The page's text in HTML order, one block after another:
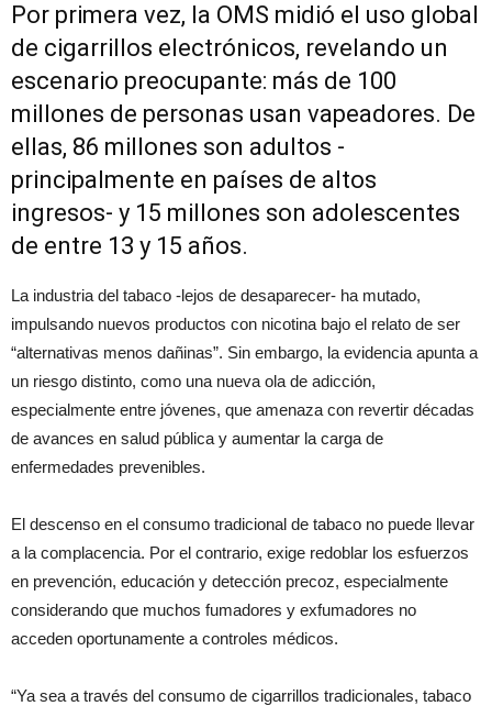
Por primera vez, la OMS midió el uso global
de cigarrillos electrónicos, revelando un
escenario preocupante: más de 100
millones de personas usan vapeadores. De
ellas, 86 millones son adultos -
principalmente en países de altos
ingresos- y 15 millones son adolescentes
de entre 13 y 15 años.
La industria del tabaco -lejos de desaparecer- ha mutado,
impulsando nuevos productos con nicotina bajo el relato de ser
“alternativas menos dañinas”. Sin embargo, la evidencia apunta a
un riesgo distinto, como una nueva ola de adicción,
especialmente entre jóvenes, que amenaza con revertir décadas
de avances en salud pública y aumentar la carga de
enfermedades prevenibles.
El descenso en el consumo tradicional de tabaco no puede llevar
a la complacencia. Por el contrario, exige redoblar los esfuerzos
en prevención, educación y detección precoz, especialmente
considerando que muchos fumadores y exfumadores no
acceden oportunamente a controles médicos.
“Ya sea a través del consumo de cigarrillos tradicionales, tabaco